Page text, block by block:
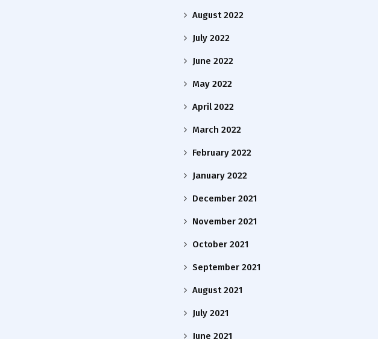
August 2022
July 2022
June 2022
May 2022
April 2022
March 2022
February 2022
January 2022
December 2021
November 2021
October 2021
September 2021
August 2021
July 2021
June 2021